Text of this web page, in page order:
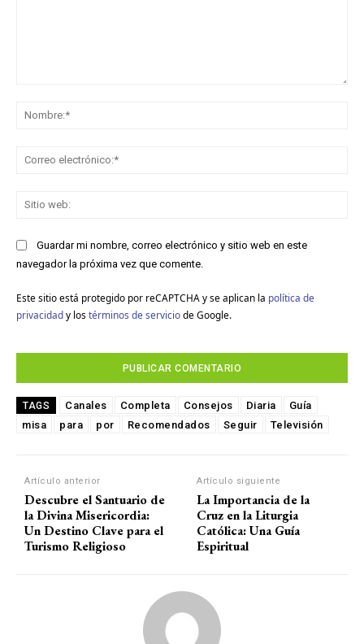
Guardar mi nombre, correo electrónico y sitio web en este
navegador la próxima vez que comente.
Este sitio está protegido por reCAPTCHA y se aplican la política de
privacidady los términos de serviciode Google.
TAGS Canales Completa Consejos Diaria
Guía
misa
para por Recomendados Seguir Televisión
Artículo anterior
Descubre el Santuario de
la Divina Misericordia:
Un Destino Clave para el
Turismo Religioso
Artículo siguiente
La Importancia de la
Cruz en la Liturgia
Católica: Una Guía
Espiritual